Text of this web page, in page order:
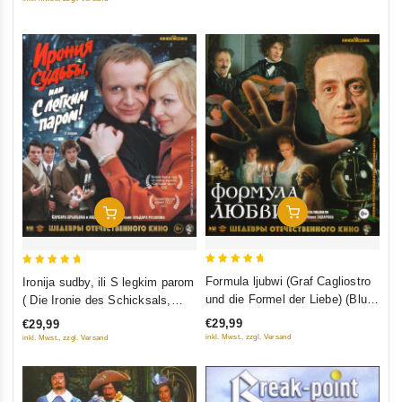
In Den Warenkorb
out of 5
Ironija sudby, ili S legkim parom
( Die Ironie des Schicksals,
oder Genieße Dein Bad!) (Blu-
Ray)
€29,99
inkl. Mwst., zzgl. Versand
In Den Warenkorb
out of 5
Formula ljubwi (Graf Cagliostro
und die Formel der Liebe) (Blu-
Ray)
€29,99
inkl. Mwst., zzgl. Versand